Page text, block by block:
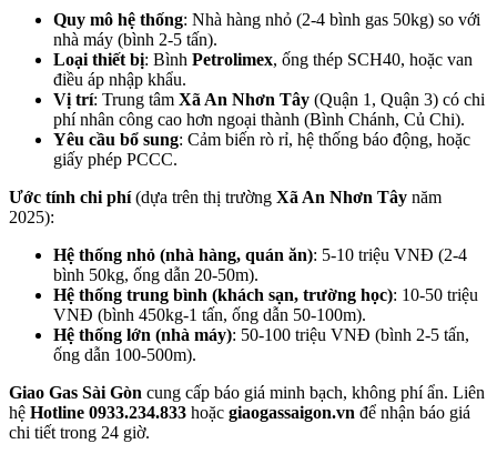
Quy mô hệ thống: Nhà hàng nhỏ (2-4 bình gas 50kg) so với
nhà máy (bình 2-5 tấn).
Loại thiết bị: Bình Petrolimex, ống thép SCH40, hoặc van
điều áp nhập khẩu.
Vị trí: Trung tâm Xã An Nhơn Tây (Quận 1, Quận 3) có chi
phí nhân công cao hơn ngoại thành (Bình Chánh, Củ Chi).
Yêu cầu bổ sung: Cảm biến rò rỉ, hệ thống báo động, hoặc
giấy phép PCCC.
Ước tính chi phí(dựa trên thị trường Xã An Nhơn Tây năm
2025):
Hệ thống nhỏ (nhà hàng, quán ăn): 5-10 triệu VNĐ (2-4
bình 50kg, ống dẫn 20-50m).
Hệ thống trung bình (khách sạn, trường học): 10-50 triệu
VNĐ (bình 450kg-1 tấn, ống dẫn 50-100m).
Hệ thống lớn (nhà máy): 50-100 triệu VNĐ (bình 2-5 tấn,
ống dẫn 100-500m).
Giao Gas Sài Gòn cung cấp báo giá minh bạch, không phí ẩn. Liên
hệ Hotline 0933.234.833 hoặc giaogassaigon.vn để nhận báo giá
chi tiết trong 24 giờ.